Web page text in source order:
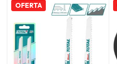
OFERTA